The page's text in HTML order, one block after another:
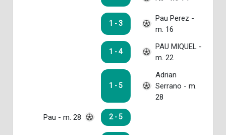
1 - 3
Pau Perez -
m. 16
1 - 4
PAU MIQUEL -
m. 22
1 - 5
Adrian
Serrano - m.
28
Pau - m. 28 2 - 5